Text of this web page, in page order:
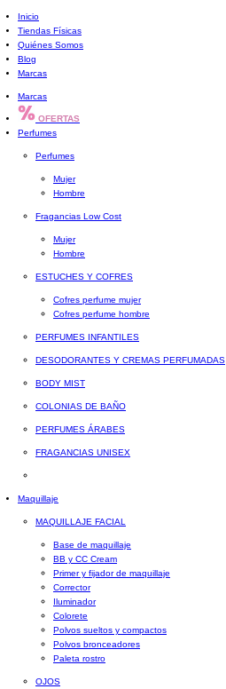
Inicio
Tiendas Físicas
Quiénes Somos
Blog
Marcas
Marcas
OFERTAS
Perfumes
Perfumes
Mujer
Hombre
Fragancias Low Cost
Mujer
Hombre
ESTUCHES Y COFRES
Cofres perfume mujer
Cofres perfume hombre
PERFUMES INFANTILES
DESODORANTES Y CREMAS PERFUMADAS
BODY MIST
COLONIAS DE BAÑO
PERFUMES ÁRABES
FRAGANCIAS UNISEX
Maquillaje
MAQUILLAJE FACIAL
Base de maquillaje
BB y CC Cream
Primer y fijador de maquillaje
Corrector
Iluminador
Colorete
Polvos sueltos y compactos
Polvos bronceadores
Paleta rostro
OJOS